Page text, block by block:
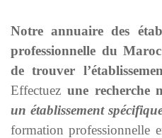
Notre annuaire des
professionnelle du
de trouver
Effectuez une recherche
un établissement
formation professionnelle